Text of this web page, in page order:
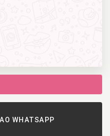
WHATSAPP